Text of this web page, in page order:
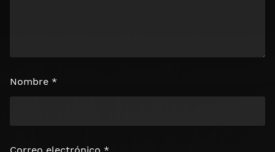
Nombre *